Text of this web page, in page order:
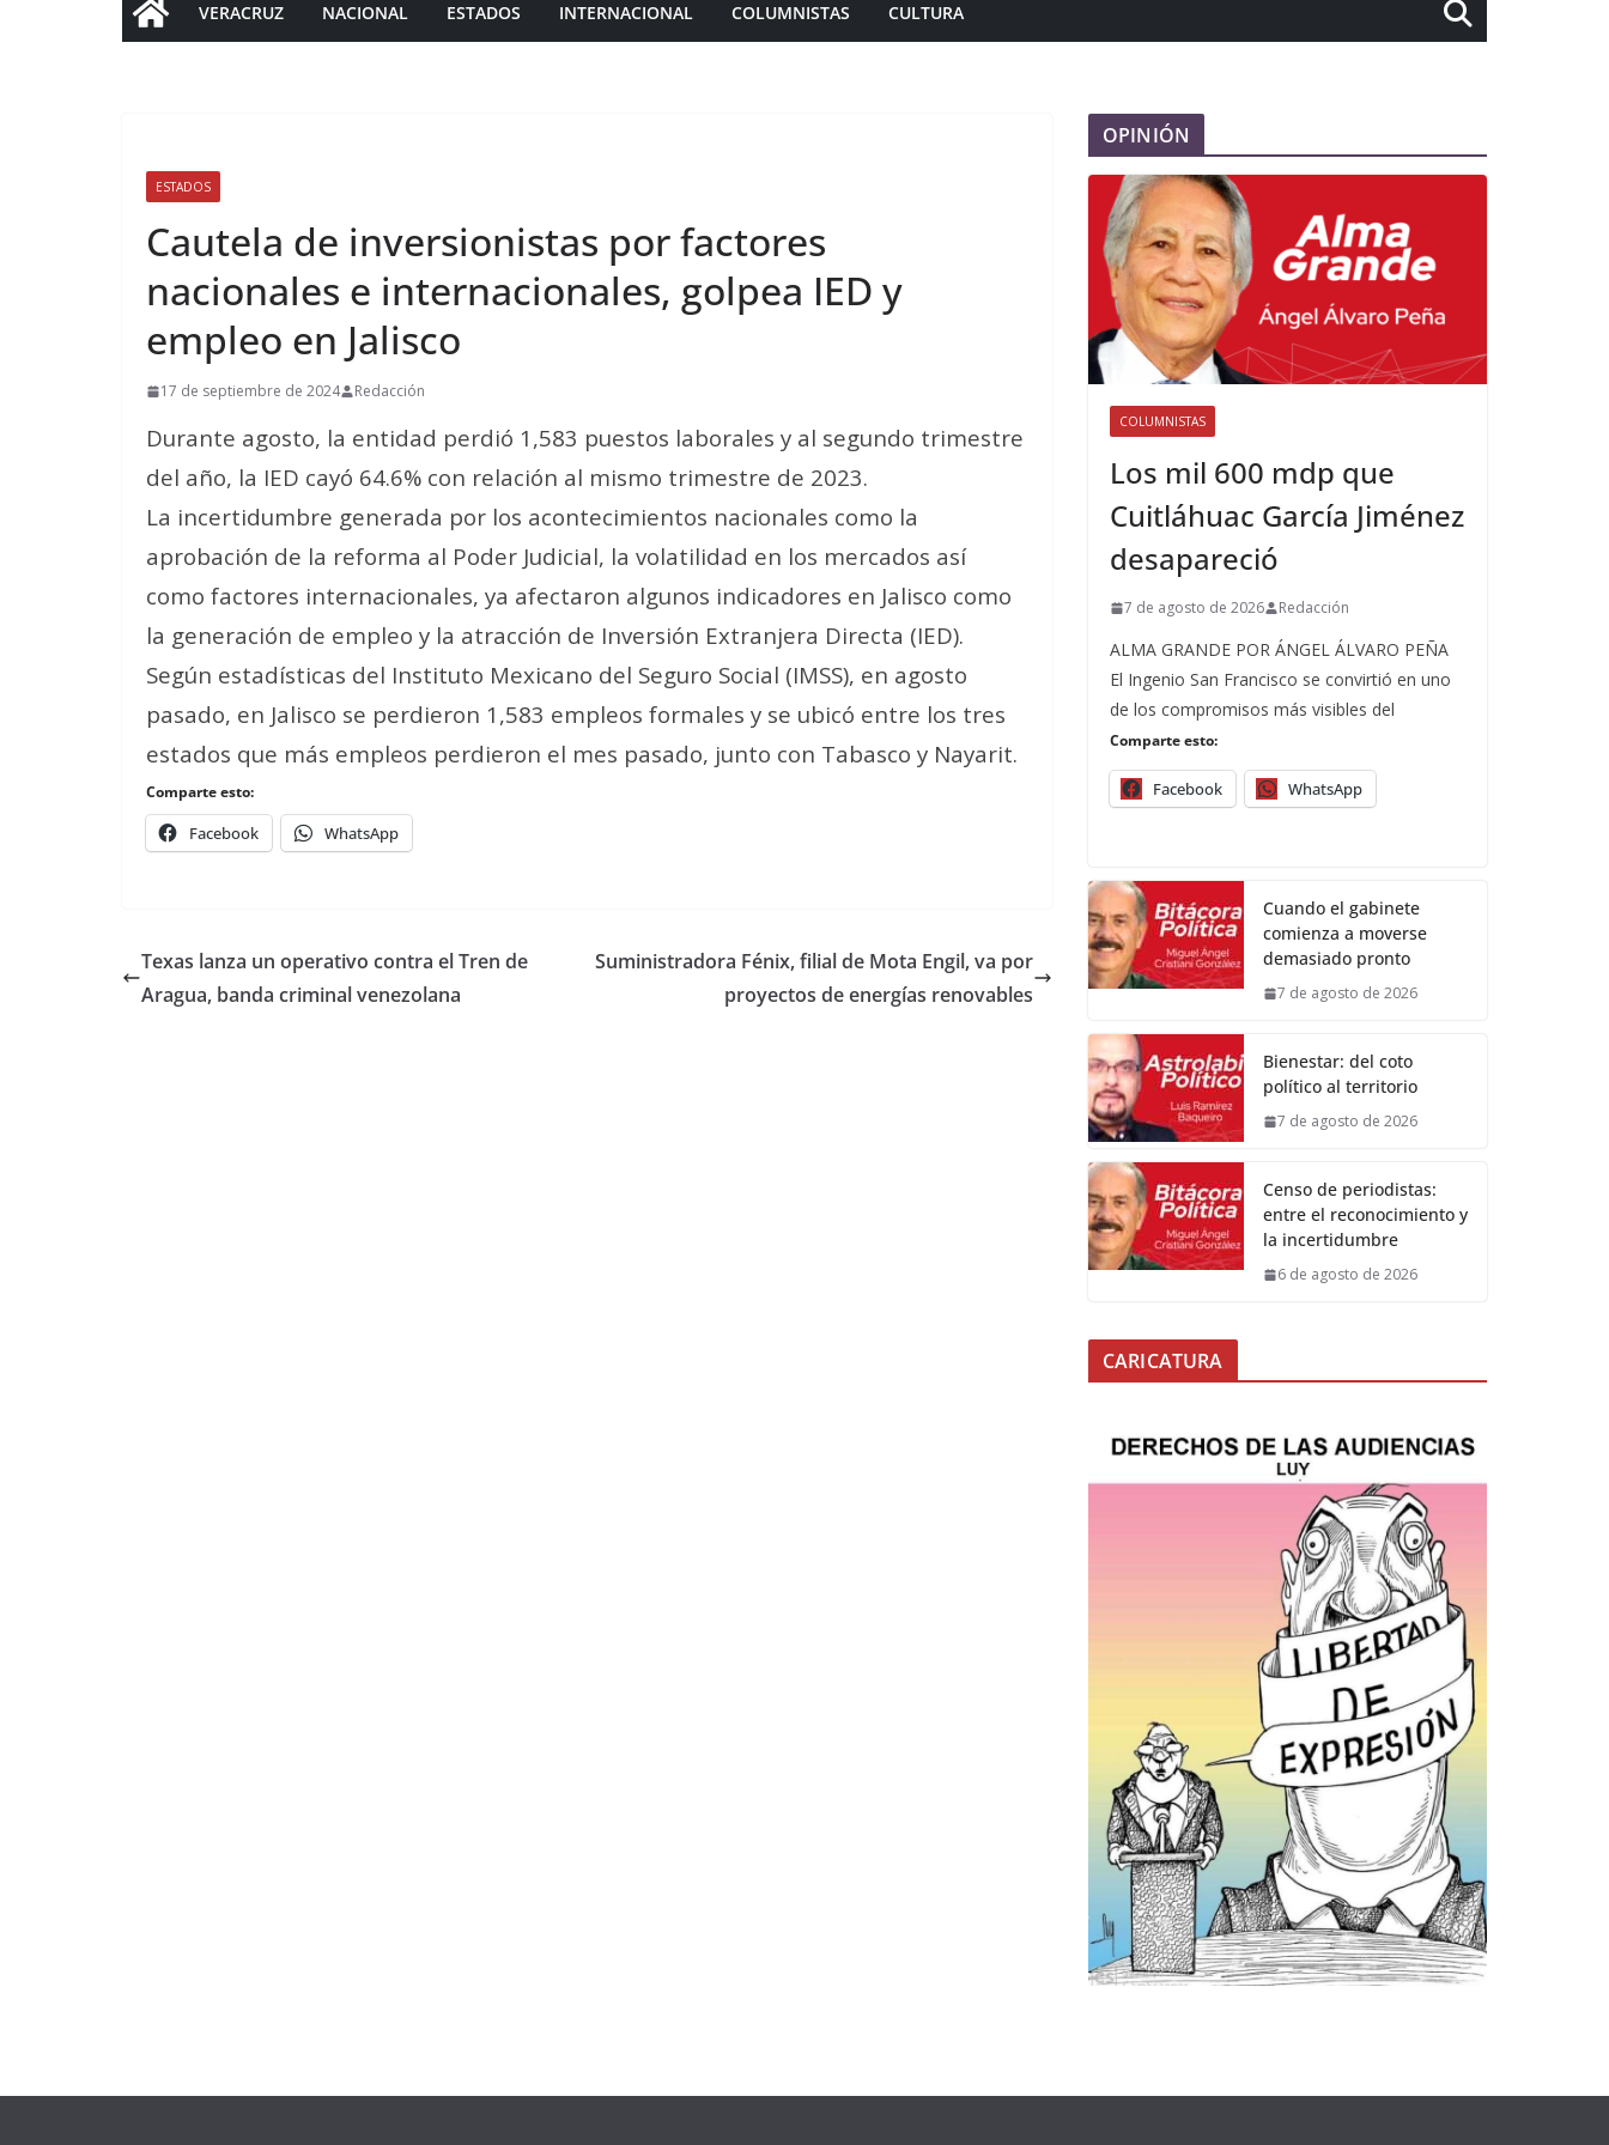
VERACRUZ NACIONAL ESTADOS INTERNACIONAL COLUMNISTAS CULTURA
ESTADOS
Cautela de inversionistas por factores
nacionales e internacionales, golpea IED y
empleo en Jalisco
17 de septiembre de 2024 Redacción
Durante agosto, la entidad perdió 1,583 puestos laborales y al segundo trimestre
del año, la IED cayó 64.6% con relación al mismo trimestre de 2023.
La incertidumbre generada por los acontecimientos nacionales como la
aprobación de la reforma al Poder Judicial, la volatilidad en los mercados así
como factores internacionales, ya afectaron algunos indicadores en Jalisco como
la generación de empleo y la atracción de Inversión Extranjera Directa (IED).
Según estadísticas del Instituto Mexicano del Seguro Social (IMSS), en agosto
pasado, en Jalisco se perdieron 1,583 empleos formales y se ubicó entre los tres
estados que más empleos perdieron el mes pasado, junto con Tabasco y Nayarit.
Comparte esto:
Facebook WhatsApp
Texas lanza un operativo contra el Tren de
Aragua, banda criminal venezolana
Suministradora Fénix, filial de Mota Engil, va por
proyectos de energías renovables
OPINIÓN
COLUMNISTAS
Los mil 600 mdp que
Cuitláhuac García Jiménez
desapareció
7 de agosto de 2026 Redacción
ALMA GRANDE POR ÁNGEL ÁLVARO PEÑA
El Ingenio San Francisco se convirtió en uno
de los compromisos más visibles del
Comparte esto:
Facebook WhatsApp
Cuando el gabinete
comienza a moverse
demasiado pronto
7 de agosto de 2026
Bienestar: del coto
político al territorio
7 de agosto de 2026
Censo de periodistas:
entre el reconocimiento y
la incertidumbre
6 de agosto de 2026
CARICATURA